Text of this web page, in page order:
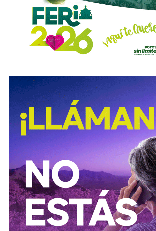
con el propósito de evitar que se
obligaciones alimentarias.
Para estas conductas se contempla una
meses a tres años de prisión, además de
Medida y Actualización (UMA).
La iniciativa fue turnada a la Comisión
para su análisis y dictamen
También lee:
Cuauhtli Badillo pide a
movimientos ligados al huachicol